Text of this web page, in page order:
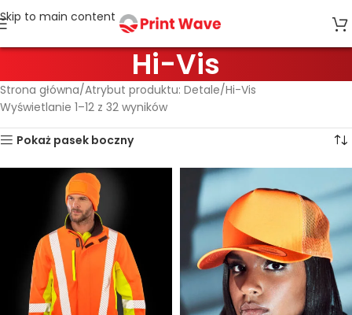
Skip to main content
Hi-Vis
Strona główna Atrybut produktu: Detale Hi-Vis
Wyświetlanie 1–12 z 32 wyników
Pokaż pasek boczny